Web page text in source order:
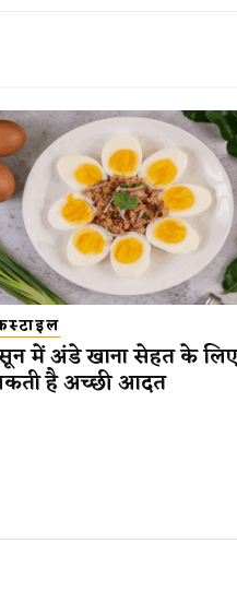
में अंडे खाना सेहत के लिए
है अच्छी आदत